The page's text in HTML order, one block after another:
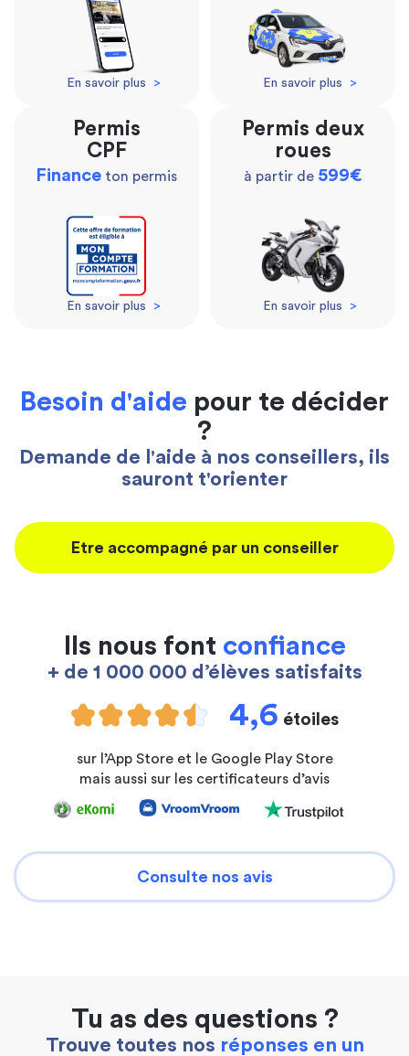
En savoir plus > En savoir plus >
Permis
CPF
Finance ton permis
En savoir plus >
Permis deux
roues
à partir de 599€
En savoir plus >
Besoin d'aide pour te décider
?
Demande de l'aide à nos conseillers, ils
sauront t'orienter
Etre accompagné par un conseiller
Ils nous font confiance
+ de 1 000 000 d’élèves satisfaits
4,6 étoiles
sur l’App Store et le Google Play Store
mais aussi sur les certificateurs d’avis
Consulte nos avis
Tu as des questions ?
Trouve toutes nos réponses en un